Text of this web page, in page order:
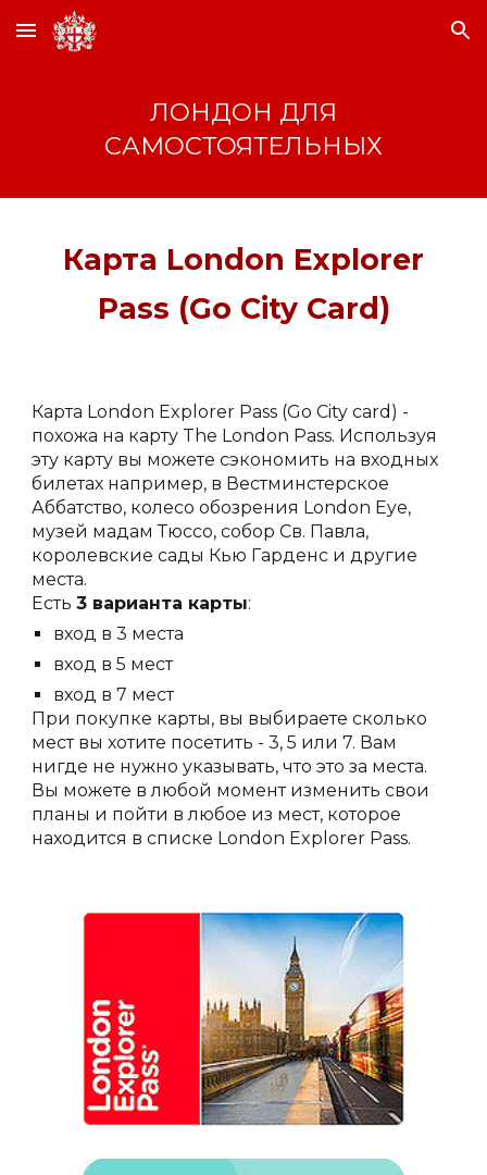
Skip to main content Skip to navigation
ЛОНДОН ДЛЯ
САМОСТОЯТЕЛЬНЫХ
Карта London Explorer
Pass (Go City Card)
Карта London Explorer Pass (Go City card) -
похожа на карту The London Pass. Используя
эту карту вы можете сэкономить на входных
билетах например, в Вестминстерское
Аббатство, колесо обозрения London Eye,
музей мадам Тюссо, собор Св. Павла,
королевские сады Кью Гарденс и другие
места.
Есть3 варианта карты:
вход в 3 места
вход в 5 мест
вход в 7 мест
При покупке карты, вы выбираете сколько
мест вы хотите посетить - 3, 5 или 7. Вам
нигде не нужно указывать, что это за места.
Вы можете в любой момент изменить свои
планы и пойти в любое из мест, которое
находится в списке London Explorer Pass.